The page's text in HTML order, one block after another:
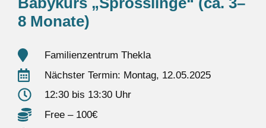
8 Monate)
Familienzentrum Thekla
Nächster Termin: Montag, 12.05.2025
12:30 bis 13:30 Uhr
Free – 100€